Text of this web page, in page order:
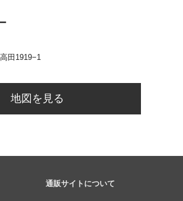
田1919−1
地図を見る
通販サイトについて